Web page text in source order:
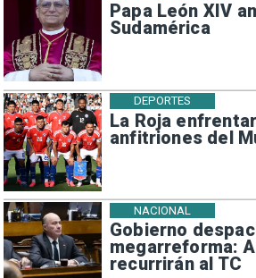
Papa León XIV
Sudamérica
La Roja
anfitriones del
DEPORTES
Gobierno
megarreforma:
recurrirán al TC
NACIONAL